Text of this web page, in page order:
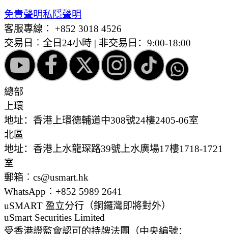
免責聲明私隱聲明
客服專線︰ +852 3018 4526
交易日︰全日24小時 | 非交易日：9:00-18:00
總部
上環
地址：香港上環德輔道中308號24樓2405-06室
北區
地址：香港上水龍琛路39號上水廣場17樓1718-1721
室
郵箱︰cs@usmart.hk
WhatsApp︰+852 5989 2641
uSMART 盈立分行 （銅鑼灣即將對外）
uSmart Securities Limited
受香港證監會認可的持牌法團（中央編號：